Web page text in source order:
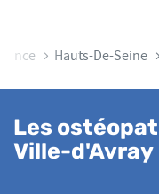
Hauts-De-Seine
Les
Ville-d'Avray